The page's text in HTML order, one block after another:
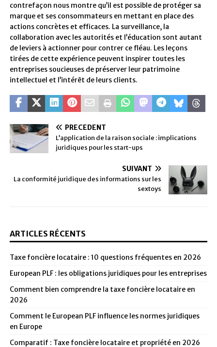
contrefaçon nous montre qu’il est possible de protéger sa
marque et ses consommateurs en mettant en place des
actions concrètes et efficaces. La surveillance, la
collaboration avec les autorités et l’éducation sont autant
de leviers à actionner pour contrer ce fléau. Les leçons
tirées de cette expérience peuvent inspirer toutes les
entreprises soucieuses de préserver leur patrimoine
intellectuel et l’intérêt de leurs clients.
PRÉCÉDENT
L’application de la raison sociale : implications
juridiques pour les start-ups
SUIVANT
La conformité juridique des informations sur les
sextoys
ARTICLES RÉCENTS
Taxe foncière locataire : 10 questions fréquentes en 2026
European PLF : les obligations juridiques pour les entreprises
Comment bien comprendre la taxe foncière locataire en
2026
Comment le European PLF influence les normes juridiques
en Europe
Comparatif : Taxe foncière locataire et propriété en 2026